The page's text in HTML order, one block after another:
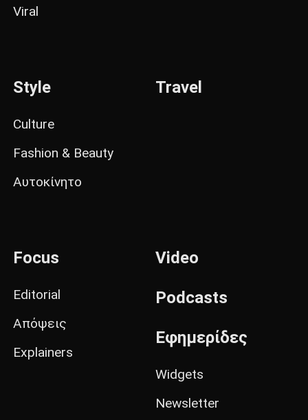
Viral
Style
Culture
Fashion & Beauty
Αυτοκίνητο
Travel
Focus
Editorial
Απόψεις
Explainers
Video
Podcasts
Εφημερίδες
Widgets
Newsletter